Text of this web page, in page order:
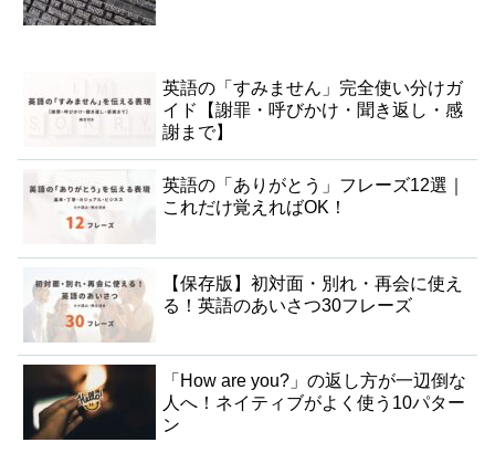
英語の「すみません」完全使い分けガ
イド【謝罪・呼びかけ・聞き返し・感
謝まで】
英語の「ありがとう」フレーズ12選｜
これだけ覚えればOK！
【保存版】初対面・別れ・再会に使え
る！英語のあいさつ30フレーズ
「How are you?」の返し方が一辺倒な
人へ！ネイティブがよく使う10パター
ン